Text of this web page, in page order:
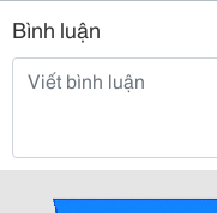
Bình luận